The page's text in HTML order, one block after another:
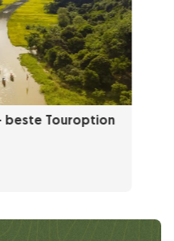
beste Touroption